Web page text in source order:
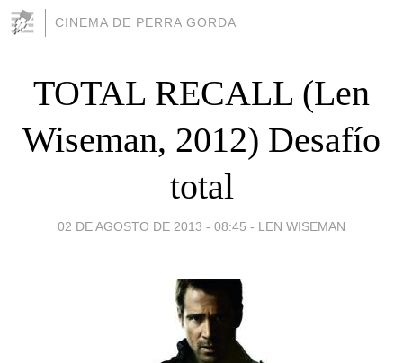
CINEMA DE PERRA GORDA
TOTAL RECALL (Len
Wiseman, 2012) Desafío
total
02 DE AGOSTO DE 2013 - 08:45 - LEN WISEMAN